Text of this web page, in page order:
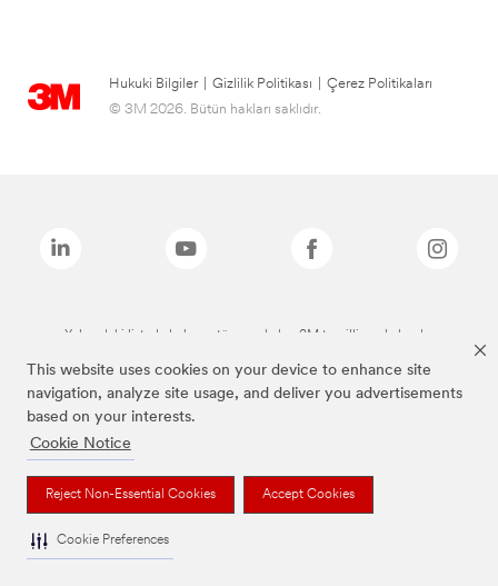
This website uses cookies on your device to enhance site
navigation, analyze site usage, and deliver you advertisements
based on your interests.
Cookie Notice
Reject Non-Essential Cookies Accept Cookies
Cookie Preferences
Hukuki Bilgiler Gizlilik Politikası
Çerez Politikaları
© 3M 2026. Bütün hakları saklıdır.
Yukarıdaki listede bulunan tüm markalar, 3M tescilli markalarıdır.